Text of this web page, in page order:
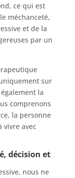
ce qui est
méchanceté,
et de la
par un
sur
la
comprenons
la personne
vivre avec
décision et
nous ne